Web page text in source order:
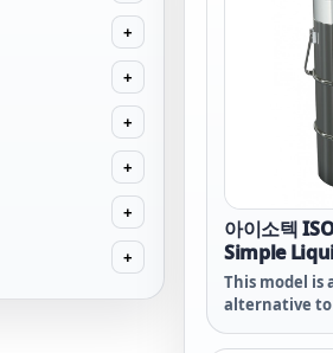
+
+
+
+
+
+
아이소텍
Simple
Apparatus
This model is
alternative to